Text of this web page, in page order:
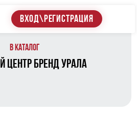
ВХОД\РЕГИСТРАЦИЯ
В каталог
центр Бренд Урала